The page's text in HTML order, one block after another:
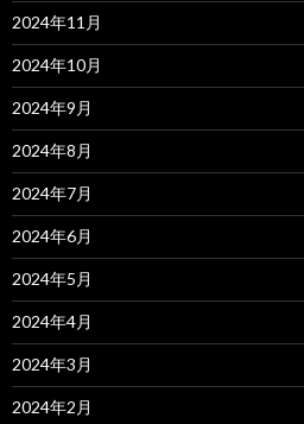
2024年11月
2024年10月
2024年9月
2024年8月
2024年7月
2024年6月
2024年5月
2024年4月
2024年3月
2024年2月